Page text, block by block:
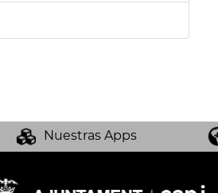
Nuestras Apps